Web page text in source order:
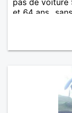
et 64
adultes et qui
une où
recherche